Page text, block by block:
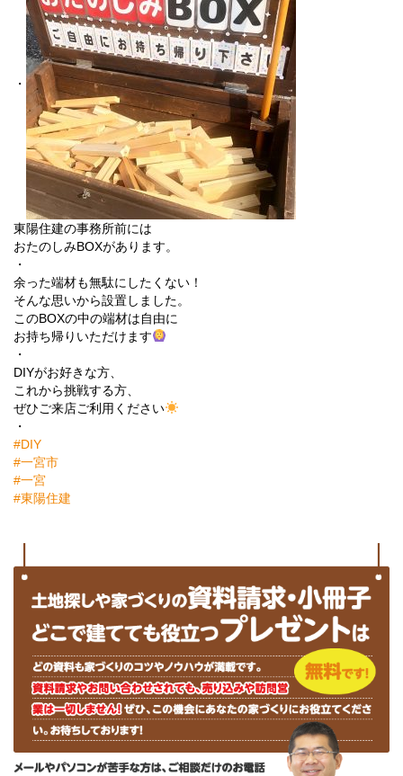
・
東陽住建の事務所前には
おたのしみBOXがあります。
・
余った端材も無駄にしたくない！
そんな思いから設置しました。
このBOXの中の端材は自由に
お持ち帰りいただけます
・
DIYがお好きな方、
これから挑戦する方、
ぜひご来店ご利用ください
・
#DIY
#一宮市
#一宮
#東陽住建